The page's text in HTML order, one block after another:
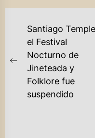
NAVEGACIÓN
ENTRADAS
Previous
post:
Santiago
el Festival
Nocturno de
Jineteada y
Folklore fue
suspendido